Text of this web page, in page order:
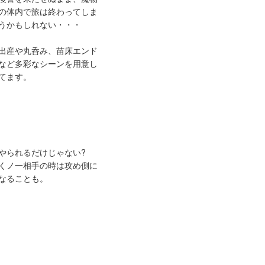
体内で旅は終わってしま
うかもしれない・・・
産や丸呑み、苗床エンド
ど多彩なシーンを用意し
ます。
られるだけじゃない?
くノ一相手の時は攻め側に
ることも。